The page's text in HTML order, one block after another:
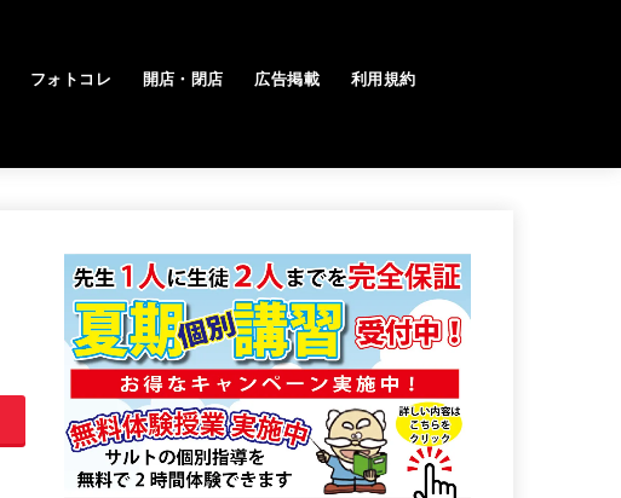
フォトコレ 開店・閉店 広告掲載 利用規約